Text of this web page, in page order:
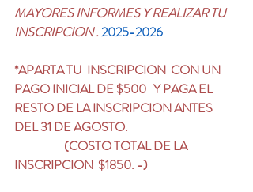
MAYORES INFORMES Y REALIZAR TU
INSCRIPCION . 2025-2026
*APARTA TU  INSCRIPCION  CON UN
PAGO INICIAL DE $500   Y PAGA EL
RESTO DE LA INSCRIPCION ANTES
DEL 31 DE AGOSTO.
INSCRIPCION  $1850. -)